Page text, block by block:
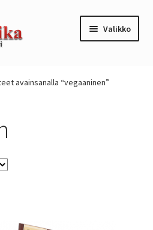
Valikko
avainsanalla “vegaaninen”